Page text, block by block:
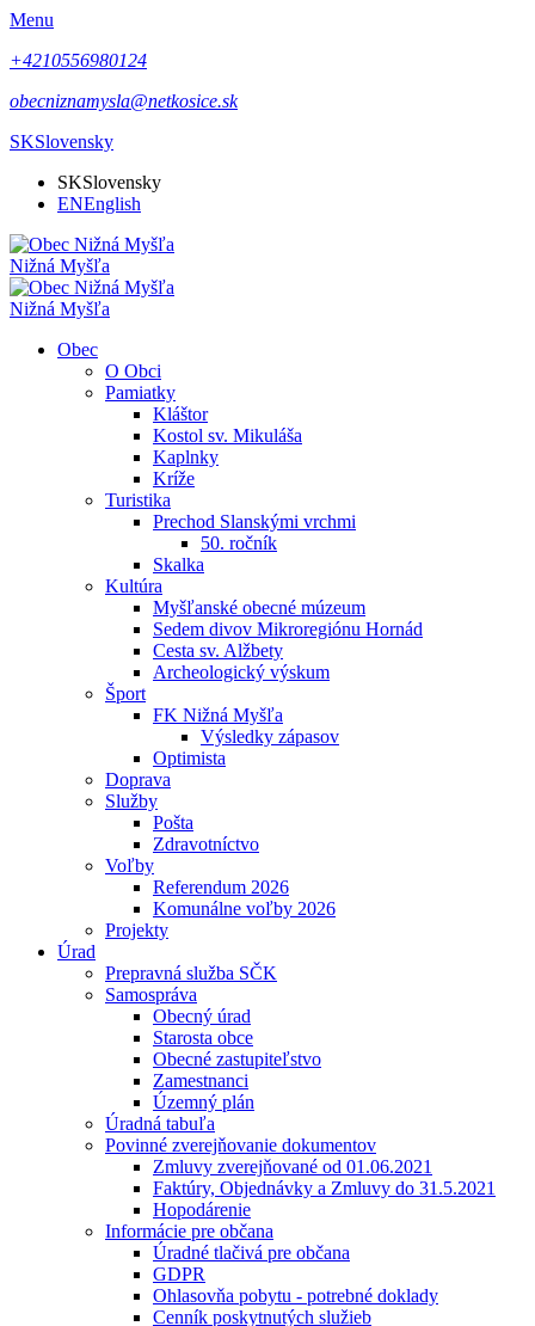
Menu
+4210556980124
obecniznamysla@netkosice.sk
SKSlovensky
SKSlovensky
ENEnglish
Nižná Myšľa
Nižná Myšľa
Obec
O Obci
Pamiatky
Kláštor
Kostol sv. Mikuláša
Kaplnky
Kríže
Turistika
Prechod Slanskými vrchmi
50. ročník
Skalka
Kultúra
Myšľanské obecné múzeum
Sedem divov Mikroregiónu Hornád
Cesta sv. Alžbety
Archeologický výskum
Šport
FK Nižná Myšľa
Výsledky zápasov
Optimista
Doprava
Služby
Pošta
Zdravotníctvo
Voľby
Referendum 2026
Komunálne voľby 2026
Projekty
Úrad
Prepravná služba SČK
Samospráva
Obecný úrad
Starosta obce
Obecné zastupiteľstvo
Zamestnanci
Územný plán
Úradná tabuľa
Povinné zverejňovanie dokumentov
Zmluvy zverejňované od 01.06.2021
Faktúry, Objednávky a Zmluvy do 31.5.2021
Hopodárenie
Informácie pre občana
Úradné tlačivá pre občana
GDPR
Ohlasovňa pobytu - potrebné doklady
Cenník poskytnutých služieb